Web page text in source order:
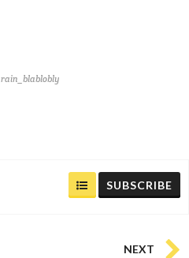
rain_blablobly
SUBSCRIBE
NEXT